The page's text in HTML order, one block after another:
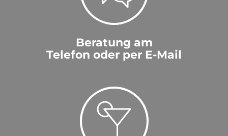
Beratung am
Telefon oder per E-Mail